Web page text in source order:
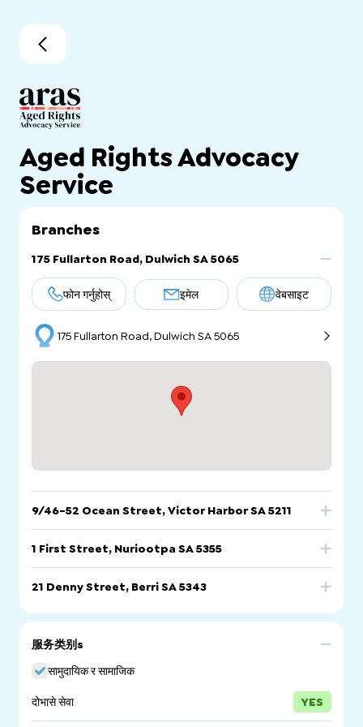
Aged Rights Advocacy
Service
Branches
175 Fullarton Road, Dulwich SA 5065
फोन गर्नुहोस् इमेल वेबसाइट
175 Fullarton Road, Dulwich SA 5065
9/46-52 Ocean Street, Victor Harbor SA 5211
फोन गर्नुहोस् इमेल
9/46-52 Ocean Street, Victor Harbor SA 5211
1 First Street, Nuriootpa SA 5355
फोन गर्नुहोस् इमेल
21 Denny Street, Berri SA 5343
21 Denny Street, Berri SA 5343
服务类别s
सामुदायिक र सामाजिक
दोभासे सेवा YES